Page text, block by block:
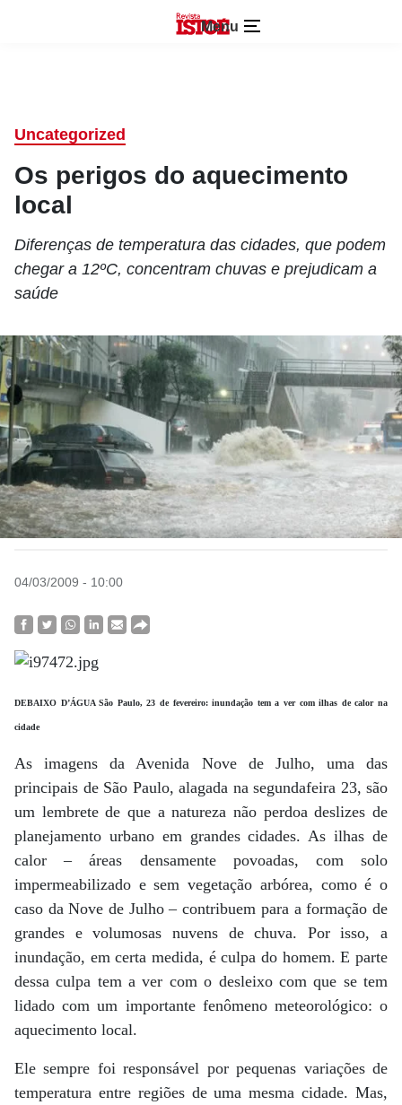
Menu
Uncategorized
Os perigos do aquecimento
local
Diferenças de temperatura das cidades, que podem
chegar a 12ºC, concentram chuvas e prejudicam a
saúde
04/03/2009 - 10:00
DEBAIXO D’ÁGUA São Paulo, 23 de fevereiro: inundação tem a ver com ilhas de calor na
cidade
As imagens da Avenida Nove de Julho, uma das
principais de São Paulo, alagada na segundafeira 23, são
um lembrete de que a natureza não perdoa deslizes de
planejamento urbano em grandes cidades. As ilhas de
calor – áreas densamente povoadas, com solo
impermeabilizado e sem vegetação arbórea, como é o
caso da Nove de Julho – contribuem para a formação de
grandes e volumosas nuvens de chuva. Por isso, a
inundação, em certa medida, é culpa do homem. E parte
dessa culpa tem a ver com o desleixo com que se tem
lidado com um importante fenômeno meteorológico: o
aquecimento local.
Ele sempre foi responsável por pequenas variações de
temperatura entre regiões de uma mesma cidade. Mas,